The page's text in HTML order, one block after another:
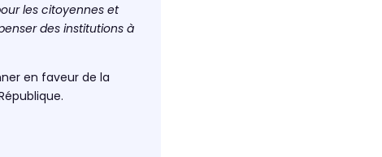
les citoyennes et
des institutions à
en faveur de la